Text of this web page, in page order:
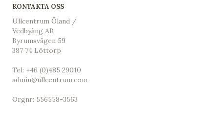
KONTAKTA OSS
Ullcentrum Öland /
Vedbyäng AB
Byrumsvägen 59
387 74 Löttorp
Tel: +46 (0)485 29010
admin@ullcentrum.com
Orgnr: 556558-3563